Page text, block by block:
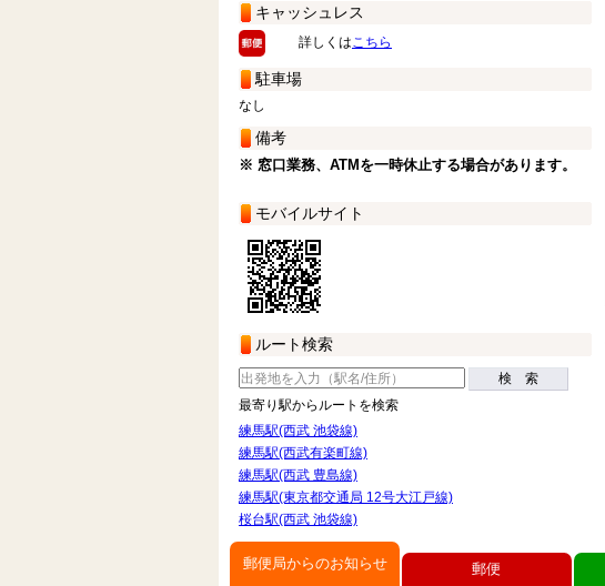
キャッシュレス
詳しくはこちら
駐車場
なし
備考
※ 窓口業務、ATMを一時休止する場合があります。
モバイルサイト
ルート検索
検 索
最寄り駅からルートを検索
練馬駅(西武 池袋線)
練馬駅(西武有楽町線)
練馬駅(西武 豊島線)
練馬駅(東京都交通局 12号大江戸線)
桜台駅(西武 池袋線)
郵便局からのお知らせ 郵便